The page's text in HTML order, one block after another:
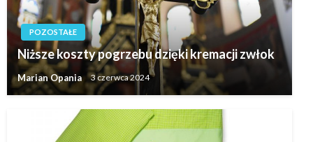
POZOSTAŁE
Niższe koszty pogrzebu dzięki kremacji zwłok
Marian Opania 3 czerwca 2024